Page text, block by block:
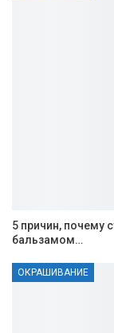
5 причин, почему
бальзамом…
ОКРАШИВАНИЕ